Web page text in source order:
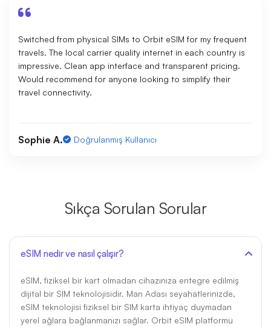
Switched from physical SIMs to Orbit eSIM for my frequent
travels. The local carrier quality internet in each country is
impressive. Clean app interface and transparent pricing.
Would recommend for anyone looking to simplify their
travel connectivity.
Sophie A. Doğrulanmış Kullanıcı
Sıkça Sorulan Sorular
eSIM nedir ve nasıl çalışır?
eSIM, fiziksel bir kart olmadan cihazınıza entegre edilmiş
dijital bir SIM teknolojisidir. Man Adası seyahatlerinizde,
eSIM teknolojisi fiziksel bir SIM karta ihtiyaç duymadan
yerel ağlara bağlanmanızı sağlar. Orbit eSIM platformu